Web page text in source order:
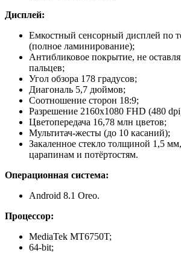
Дисплей:
Емкостный сенсорный дисплей по
(полное ламинирование);
Антибликовое покрытие, не
пальцев;
Угол обзора 178 градусов;
Диагональ 5,7 дюймов;
Соотношение сторон 18:9;
Разрешение 2160х1080 FHD (480
Цветопередача 16,78 млн цветов;
Мультитач-жесты (до 10 касаний);
Закаленное стекло толщиной 1,5
царапинам и потёртостям.
Операционная система:
Android 8.1 Oreo.
Процессор:
MediaTek MT6750T;
64-bit;